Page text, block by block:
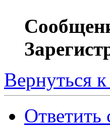
Вернуться
Ответить